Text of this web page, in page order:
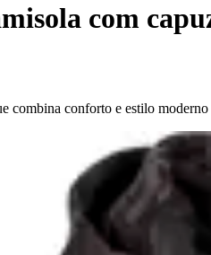
com
combina conforto e estilo